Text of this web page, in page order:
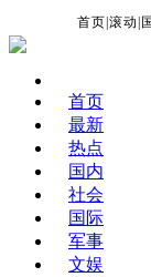
首页 |滚动
首页
最新
热点
国内
社会
国际
军事
文娱